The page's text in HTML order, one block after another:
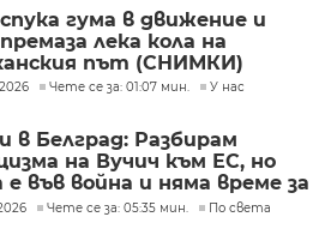
гума в движение и
лека кола на
път (СНИМКИ)
Чете се за: 01:07 мин. У нас
в Белград: Разбирам
на Вучич към ЕС, но
е във война и няма време за
Чете се за: 05:35 мин. По света